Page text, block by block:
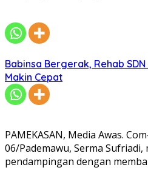
Babinsa Bergerak, Rehab
Makin Cepat
PAMEKASAN, Media Awas.
06/Pademawu, Serma Sufriadi,
pendampingan dengan